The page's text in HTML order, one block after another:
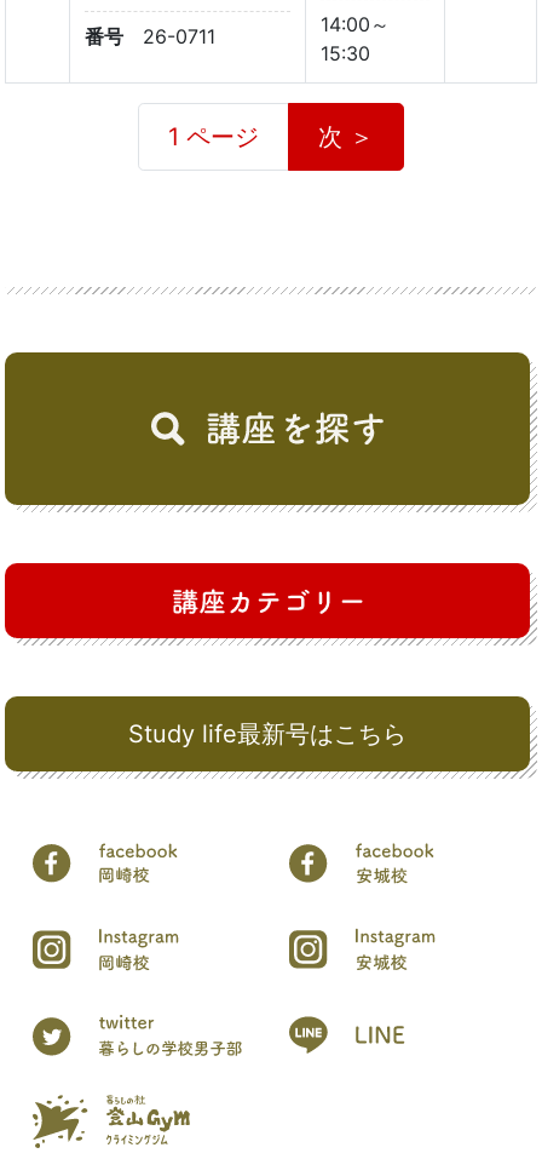
Study life最新号はこちら
番号 26-0711
14:00～
15:30
1 ページ 次 ＞